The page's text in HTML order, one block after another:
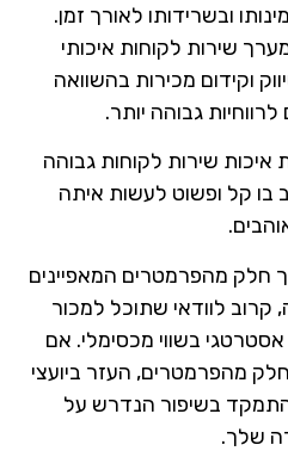
ובשרידותו לאורך זמן.
שירות לקוחות איכותי
וקידום מכירות בהשוואה
גבוהה יותר.
שירות לקוחות גבוהה
בו קל ופשוט לעשות איתה
מהפרמטרים המאפיינים
קרוב לוודאי שתוכל למכור
בשווי מכסימלי. אם
מהפרמטרים, העזר ביועצי
בשיפור הנדרש על
שלך.